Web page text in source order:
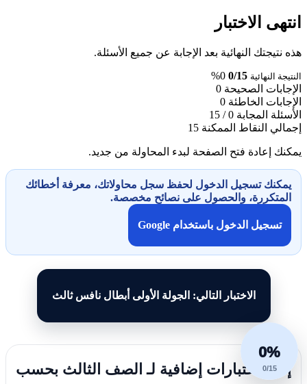
انتهى الاختبار
هذه نتيجتك النهائية بعد الإجابة عن جميع الأسئلة.
النتيجة النهائية 0/15
0%
الإجابات الصحيحة 0
الإجابات الخاطئة 0
الأسئلة المجابة 0 / 15
إجمالي النقاط الممكنة 15
يمكنك إعادة فتح الصفحة لبدء المحاولة من جديد.
يمكنك تسجيل الدخول لحفظ سجل محاولاتك، معرفة أخطائك
المتكررة، والحصول على نصائح مخصصة.
تسجيل الدخول باستخدام Google
الاختبار التالي: الجولة الأولى أبطال نافس ثالث
0%
0/15
إليك اختبارات إضافية لـ الصف الثالث بحسب